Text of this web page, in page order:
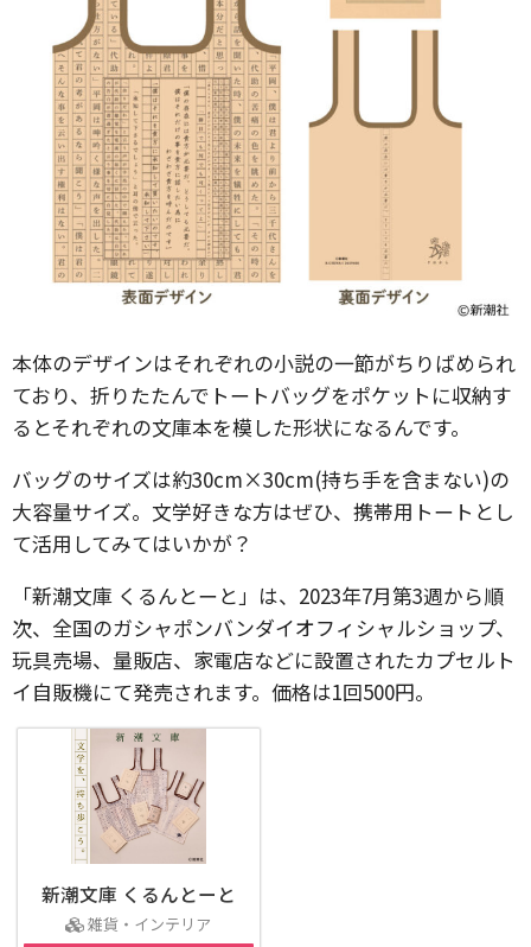
本体のデザインはそれぞれの小説の一節がちりばめられ
ており、折りたたんでトートバッグをポケットに収納す
るとそれぞれの文庫本を模した形状になるんです。
バッグのサイズは約30cm×30cm(持ち手を含まない)の
大容量サイズ。文学好きな方はぜひ、携帯用トートとし
て活用してみてはいかが？
「新潮文庫 くるんとーと」は、2023年7月第3週から順
次、全国のガシャポンバンダイオフィシャルショップ、
玩具売場、量販店、家電店などに設置されたカプセルト
イ⾃販機にて発売されます。価格は1回500円。
新潮文庫 くるんとーと
雑貨・インテリア